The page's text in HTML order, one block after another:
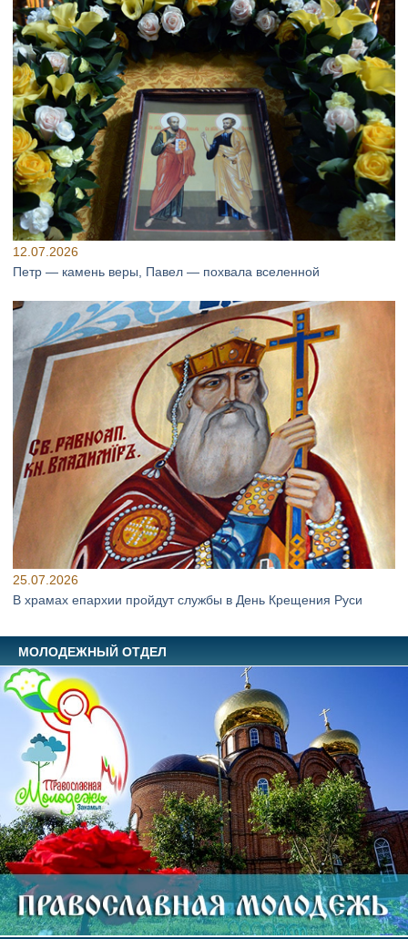
12.07.2026
Петр — камень веры, Павел — похвала вселенной
25.07.2026
В храмах епархии пройдут службы в День Крещения Руси
МОЛОДЕЖНЫЙ ОТДЕЛ